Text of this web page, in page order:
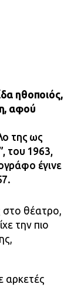
ηθοποιός,
αφού
της ως
του 1963,
έγινε
στο θέατρο,
την πιο
αρκετές